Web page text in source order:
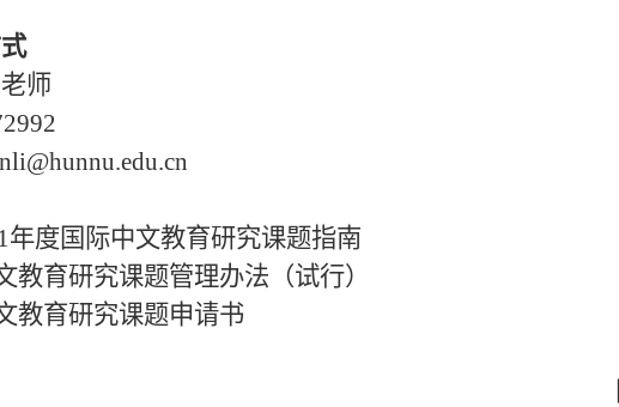
师
年度国际中文教育研究课题指南
教育研究课题管理办法（试行）
教育研究课题申请书